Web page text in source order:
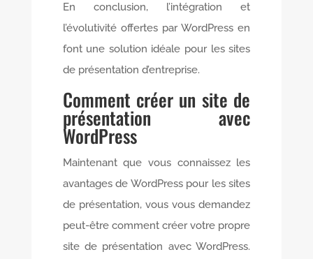
En conclusion, l’intégration et
l’évolutivité offertes par WordPress en
font une solution idéale pour les sites
de présentation d’entreprise.
Comment créer un site de
présentation avec
WordPress
Maintenant que vous connaissez les
avantages de WordPress pour les sites
de présentation, vous vous demandez
peut-être comment créer votre propre
site de présentation avec WordPress.